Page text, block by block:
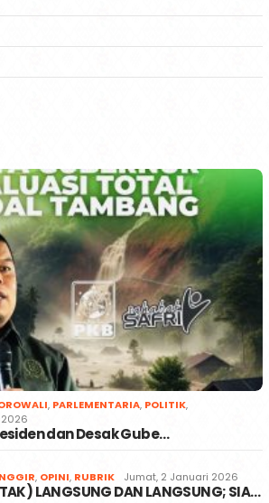
, PARLEMENTARIA, POLITIK,
dan Desak Gube…
, OPINI, RUBRIK Jumat, 2 Januari 2026
LANGSUNG DAN LANGSUNG; SIA…